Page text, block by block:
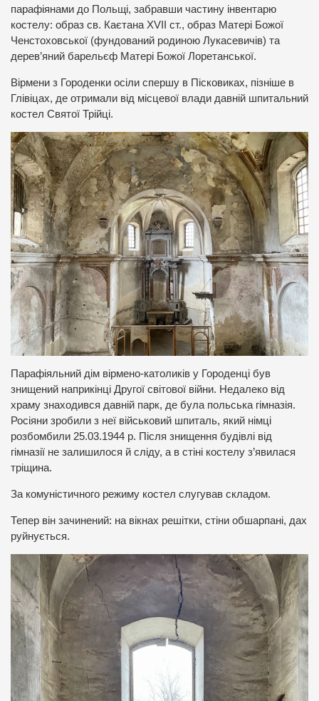
парафіянами до Польщі, забравши частину інвентарю
костелу: образ св. Каєтана XVII ст., образ Матері Божої
Ченстоховської (фундований родиною Лукасевичів) та
дерев’яний барельєф Матері Божої Лоретанської.
Вірмени з Городенки осіли спершу в Пісковиках, пізніше в
Глівіцах, де отримали від місцевої влади давній шпитальний
костел Святої Трійці.
Парафіяльний дім вірмено-католиків у Городенці був
знищений наприкінці Другої світової війни. Недалеко від
храму знаходився давній парк, де була польська гімназія.
Росіяни зробили з неї військовий шпиталь, який німці
розбомбили 25.03.1944 р. Після знищення будівлі від
гімназії не залишилося й сліду, а в стіні костелу з’явилася
тріщина.
За комуністичного режиму костел слугував складом.
Тепер він зачинений: на вікнах решітки, стіни обшарпані, дах
руйнується.